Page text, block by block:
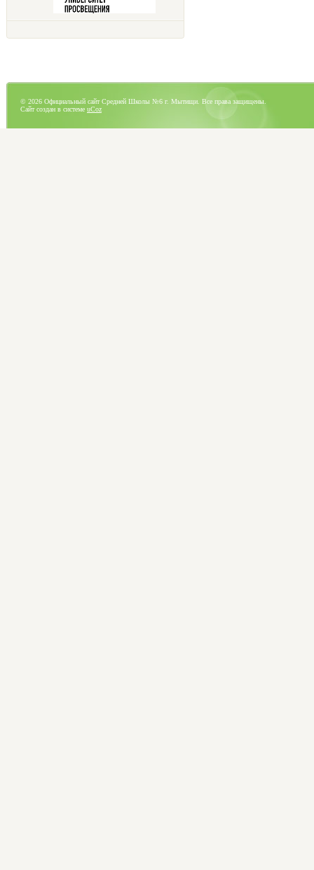
© 2026 Официальный сайт Средней Школы №6 г. Мытищи. Все права защищены.
Сайт создан в системе uCoz